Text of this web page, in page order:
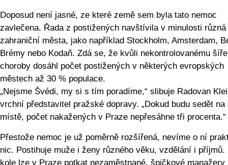
Doposud není jasné, ze které země sem byla tato nemoc
zavlečena. Řada z postižených navštívila v minulosti různá
zahraniční města, jako například Stockholm, Amsterdam,
Brémy nebo Kodaň. Zdá se, že kvůli nekontrolovanému
choroby dosáhl počet postižených v některých evropských
městech až 30 % populace.
„Nejsme Švédi, my si s tím poradíme,“ slibuje Radovan
vrchní představitel pražské dopravy. „Dokud budu sedět na
místě, počet nakažených v Praze nepřesáhne tři procenta.“
Přestože nemoc je už poměrně rozšířená, nevíme o ní
nic. Postihuje muže i ženy různého věku, vzdělání i příjmů.
kole lze v Praze potkat nezaměstnané, špičkové manažery